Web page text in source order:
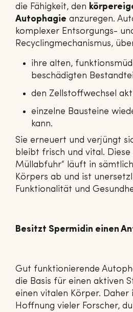
die Fähigkeit, den
Autophagie anzuregen.
komplexer Entsorgungs-
Recyclingmechanismus,
ihre alten,
beschädigten
den Zellstoffwechsel
einzelne Bausteine
kann.
Sie erneuert und verjüngt
bleibt frisch und vital. Diese
Müllabfuhr“ läuft in
Körpers ab und ist
Funktionalität und
Besitzt Spermidin einen
Gut funktionierende
die Basis für einen aktiven
einen vitalen Körper. Daher
Hoffnung vieler Forscher,